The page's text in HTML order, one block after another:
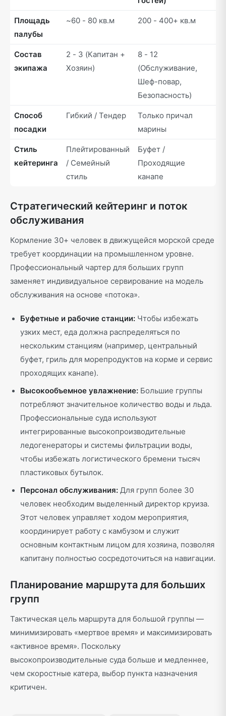
Площадь
палубы
~60 - 80 кв.м 200 - 400+ кв.м
Состав
экипажа
2 - 3 (Капитан +
Хозяин)
8 - 12
(Обслуживание,
Шеф-повар,
Безопасность)
Способ
посадки
Гибкий / Тендер
Только причал
марины
Стиль
кейтеринга
Плейтированный
/ Семейный
стиль
Буфет /
Проходящие
канапе
Стратегический кейтеринг и поток
обслуживания
Кормление 30+ человек в движущейся морской среде
требует координации на промышленном уровне.
Профессиональный чартер для больших групп
заменяет индивидуальное сервирование на модель
обслуживания на основе «потока».
Буфетные и рабочие станции: Чтобы избежать
узких мест, еда должна распределяться по
нескольким станциям (например, центральный
буфет, гриль для морепродуктов на корме и сервис
проходящих канапе).
Высокообъемное увлажнение: Большие группы
потребляют значительное количество воды и льда.
Профессиональные суда используют
интегрированные высокопроизводительные
ледогенераторы и системы фильтрации воды,
чтобы избежать логистического бремени тысяч
пластиковых бутылок.
Персонал обслуживания: Для групп более 30
человек необходим выделенный директор круиза.
Этот человек управляет ходом мероприятия,
координирует работу с камбузом и служит
основным контактным лицом для хозяина, позволяя
капитану полностью сосредоточиться на навигации.
Планирование маршрута для больших
групп
Тактическая цель маршрута для большой группы —
минимизировать «мертвое время» и максимизировать
«активное время». Поскольку
высокопроизводительные суда больше и медленнее,
чем скоростные катера, выбор пункта назначения
критичен.